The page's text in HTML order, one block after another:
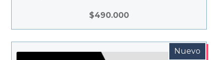
fotosensibles, como resinas compuestas.
$490.000
Nuevo